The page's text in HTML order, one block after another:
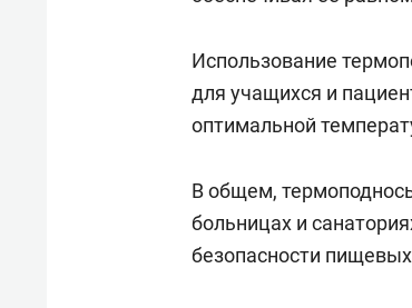
Использование
для учащихся и
оптимальной
В общем,
больницах и
безопасности